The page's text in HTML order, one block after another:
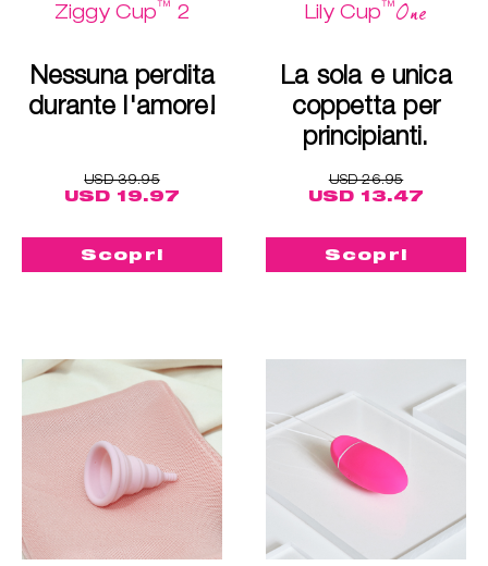
Ziggy Cup™ 2
Nessuna perdita
durante l'amore!
USD 39.95
USD 19.97
Scopri
Lily Cup™One
La sola e unica
coppetta per
principianti.
USD 26.95
USD 13.47
Scopri